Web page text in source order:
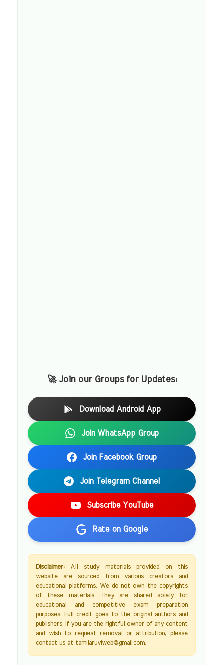
🚀 Join our Groups for Updates:
Download Android App
Join WhatsApp Group
Join Facebook Group
Join Telegram Channel
Subscribe YouTube
Rate on Google
Disclaimer:All study materials provided on this
website are sourced from various creators and
educational platforms. We do not own the copyrights
of these materials. They are shared solely for
educational and competitive exam preparation
purposes. Full credit goes to the original authors and
publishers. If you are the rightful owner of any content
and wish to request removal or attribution, please
contact us at tamilaruviweb@gmail.com.